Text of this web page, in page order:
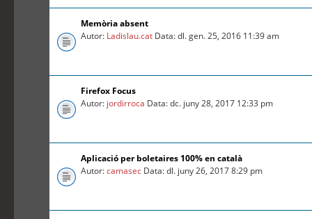
Memòria absent
Autor: Ladislau.cat Data: dl. gen. 25, 2016 11:39 am
Firefox Focus
Autor: jordirroca Data: dc. juny 28, 2017 12:33 pm
Aplicació per boletaires 100% en català
Autor:camasec Data: dl. juny 26, 2017 8:29 pm